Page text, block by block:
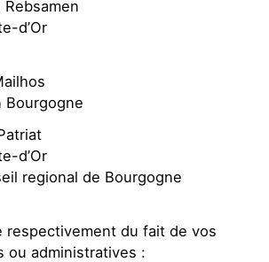
d’Or
Bourgogne
d’Or
regional de Bourgogne
respectivement du fait de vos
ou administratives :